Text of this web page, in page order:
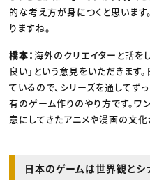
的な考え方が身につくと思いま
りますね。
橋本：海外のクリエイターと話を
良い」という意見をいただきます
ているので、シリーズを通してず
有のゲーム作りのやり方です。ワ
意にしてきたアニメや漫画の文化
日本のゲームは世界観とシ